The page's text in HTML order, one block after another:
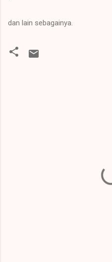
dan lain sebagainya.